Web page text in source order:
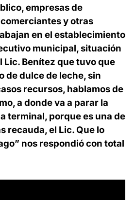
empresas de
y otras
en el establecimiento
municipal, situación
Lic. Benítez que tuvo que
de dulce de leche, sin
recursos, hablamos de
a donde va a parar la
terminal, porque es una de
recauda, el Lic. Que lo
nos respondió con total